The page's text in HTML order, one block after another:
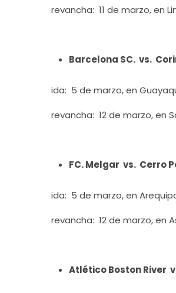
revancha: 11 de marzo, en
Barcelona SC. vs.
ida: 5 de marzo, en
revancha: 12 de marzo, en
FC. Melgar vs. Cerro
ida: 5 de marzo, en
revancha: 12 de marzo, en
Atlético Boston River